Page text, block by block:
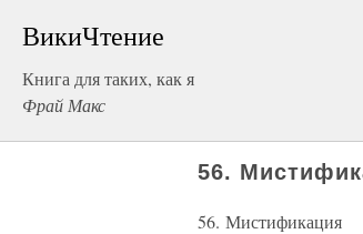
ВикиЧтение
Книга для таких, как я
Фрай Макс
56.
56. Мистификация